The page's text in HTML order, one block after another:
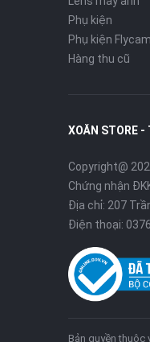
Phụ kiện
Phụ kiện
Hàng thu cũ
XOĂN STORE -
Copyright@
Chứng nhận
Địa chỉ: 207
Điện thoại:
Bản quyền thuộc